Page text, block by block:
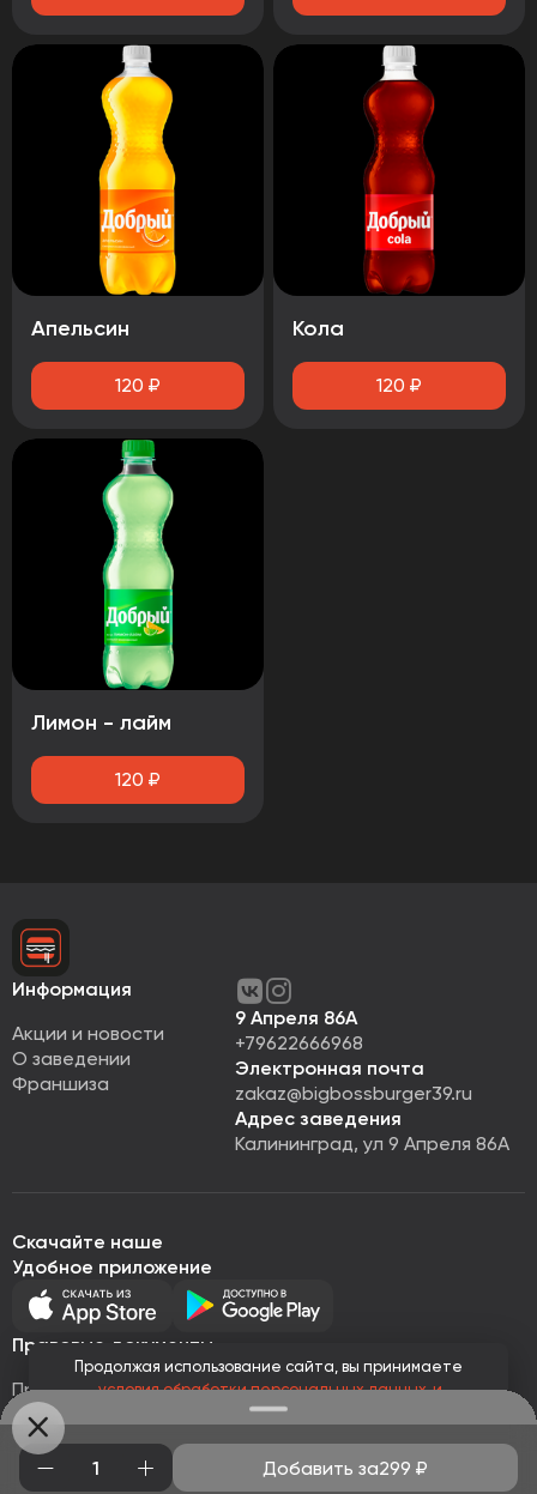
Апельсин
120 ₽
Кола
120 ₽
Лимон - лайм
120 ₽
Информация
Акции и новости
О заведении
Франшиза
9 Апреля 86А
+79622666968
Электронная почта
zakaz@bigbossburger39.ru
Адрес заведения
Калининград, ул 9 Апреля 86А
Скачайте наше
Удобное приложение
Правовые документы
Правовая информация
Политика обработки персональных данных
Публичная оферта
© Все права защищены 2026Работает на
Продолжая использование сайта, вы принимаете
условия обработки персональных данныхи
соглашаетесь с использованием аналитических файлов
Понятно
Добавить за299 ₽